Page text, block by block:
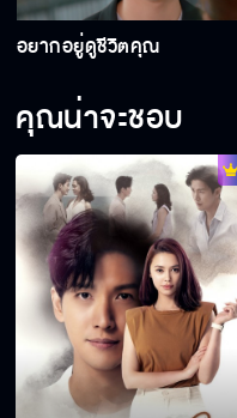
อยากอยู่ดูชีวิตคุณ
คุณน่าจะชอบ